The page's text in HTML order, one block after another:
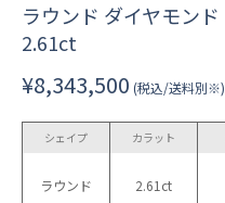
ラウンド ダイヤモンド
2.61ct
¥8,343,500 (税込/送料別※)
シェイプ
ラウンド
カラット
2.61ct